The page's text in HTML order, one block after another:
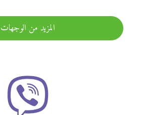
المزيد من الوجهات